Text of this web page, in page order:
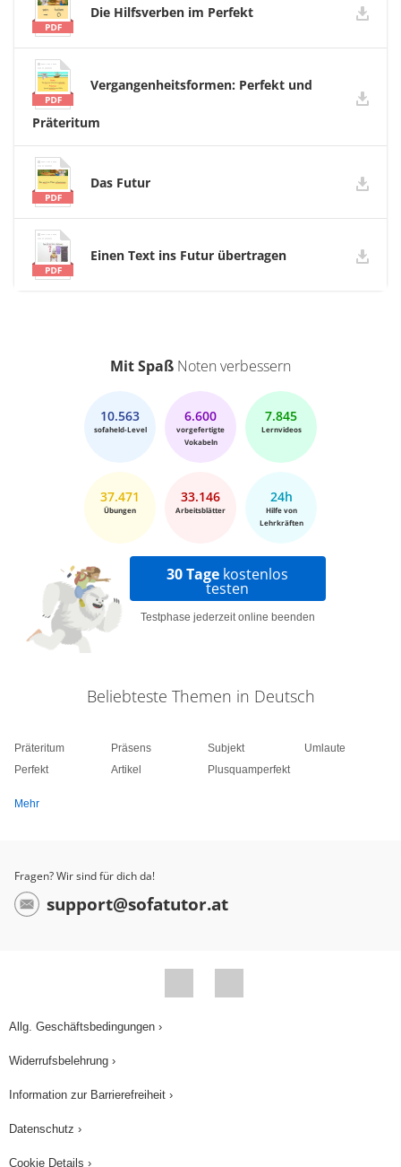
Die Hilfsverben im Perfekt
Vergangenheitsformen: Perfekt und
Präteritum
Das Futur
Einen Text ins Futur übertragen
Mit Spaß Noten verbessern
10.563
sofaheld-Level
6.600
vorgefertigte
Vokabeln
7.845
Lernvideos
37.471
Übungen
33.146
Arbeitsblätter
24h
Hilfe von
Lehrkräften
30 Tage kostenlos
testen
Testphase jederzeit online beenden
Beliebteste Themen in Deutsch
Präteritum
Perfekt
Präsens
Artikel
Subjekt
Plusquamperfekt
Umlaute
Mehr
Fragen? Wir sind für dich da!
support@sofatutor.at
Allg. Geschäftsbedingungen ›
Widerrufsbelehrung ›
Information zur Barrierefreiheit ›
Datenschutz ›
Cookie Details ›